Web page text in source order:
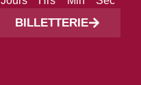
BILLETTERIE